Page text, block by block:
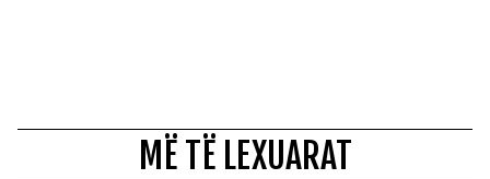
MË TË LEXUARAT